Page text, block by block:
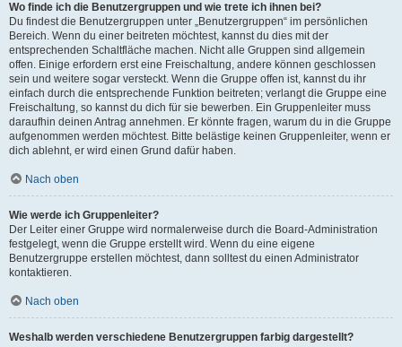
Wo finde ich die Benutzergruppen und wie trete ich ihnen bei?
Du findest die Benutzergruppen unter „Benutzergruppen“ im persönlichen
Bereich. Wenn du einer beitreten möchtest, kannst du dies mit der
entsprechenden Schaltfläche machen. Nicht alle Gruppen sind allgemein
offen. Einige erfordern erst eine Freischaltung, andere können geschlossen
sein und weitere sogar versteckt. Wenn die Gruppe offen ist, kannst du ihr
einfach durch die entsprechende Funktion beitreten; verlangt die Gruppe eine
Freischaltung, so kannst du dich für sie bewerben. Ein Gruppenleiter muss
daraufhin deinen Antrag annehmen. Er könnte fragen, warum du in die Gruppe
aufgenommen werden möchtest. Bitte belästige keinen Gruppenleiter, wenn er
dich ablehnt, er wird einen Grund dafür haben.
Nach oben
Wie werde ich Gruppenleiter?
Der Leiter einer Gruppe wird normalerweise durch die Board-Administration
festgelegt, wenn die Gruppe erstellt wird. Wenn du eine eigene
Benutzergruppe erstellen möchtest, dann solltest du einen Administrator
kontaktieren.
Nach oben
Weshalb werden verschiedene Benutzergruppen farbig dargestellt?